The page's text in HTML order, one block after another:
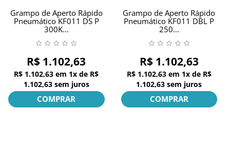
Grampo de Aperto Rápido
Pneumático KF011 DS P
300K...
R$ 1.102,63
R$ 1.102,63 em 1x de R$
1.102,63 sem juros
COMPRAR
Grampo de Aperto Rápido
Pneumático KF011 DBL P
250...
R$ 1.102,63
R$ 1.102,63 em 1x de R$
1.102,63 sem juros
COMPRAR